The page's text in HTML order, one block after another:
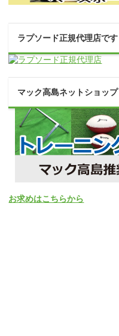
ラプソード正規代理店です
マック高島ネットショップ
お求めはこちらから